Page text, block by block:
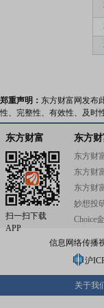
郑重声明： 东方财富网发布
性、完整性、有效性、及时
东方财富
扫一扫下载
APP
东方
东方财
东方财
东方财
妙想投
Choice
信息网络传播
沪
关于我